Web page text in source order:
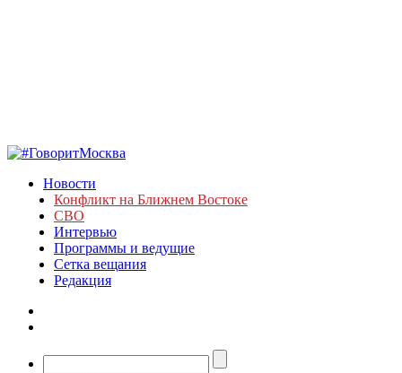
Новости
Конфликт на Ближнем Востоке
СВО
Интервью
Программы и ведущие
Сетка вещания
Редакция